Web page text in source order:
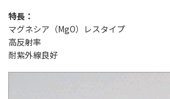
特長：
マグネシア（MgO）レスタイプ
高反射率
耐紫外線良好